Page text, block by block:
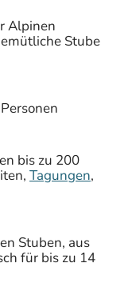
Alpinen
Stube
bis zu 200
Tagungen,
Stuben, aus
für bis zu 14